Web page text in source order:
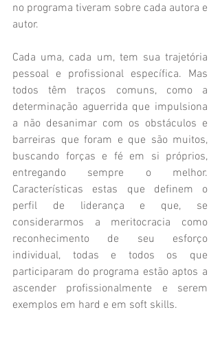
no programa tiveram sobre cada autora e
autor.
Cada uma, cada um, tem sua trajetória
pessoal e profissional específica. Mas
todos têm traços comuns, como a
determinação aguerrida que impulsiona
a não desanimar com os obstáculos e
barreiras que foram e que são muitos,
buscando forças e fé em si próprios,
entregando sempre o melhor.
Características estas que definem o
perfil de liderança e que, se
considerarmos a meritocracia como
reconhecimento de seu esforço
individual, todas e todos os que
participaram do programa estão aptos a
ascender profissionalmente e serem
exemplos em hard e em soft skills.